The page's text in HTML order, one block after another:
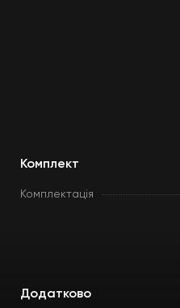
Комплект
Комплектація
Додатково